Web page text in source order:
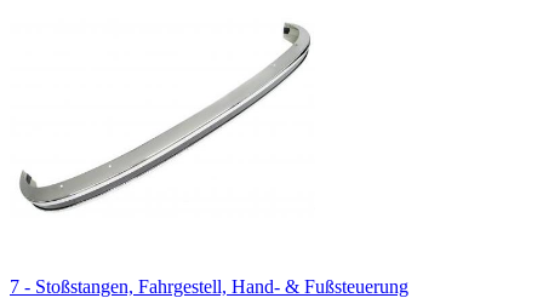
7 - Stoßstangen, Fahrgestell, Hand- & Fußsteuerung